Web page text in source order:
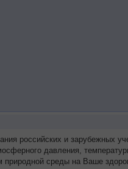
российских и зарубежных
давления,
природной среды на Ваше